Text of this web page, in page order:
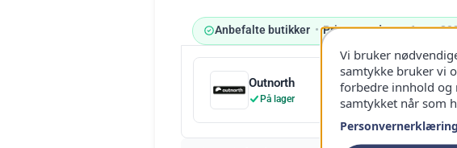
Anbefalte butikker •Priser oppdatert 6 aug
Outnorth
På lager
Vi bruker
samtykke bruker vi
forbedre innhold og
samtykket når som
Personvernerklæring